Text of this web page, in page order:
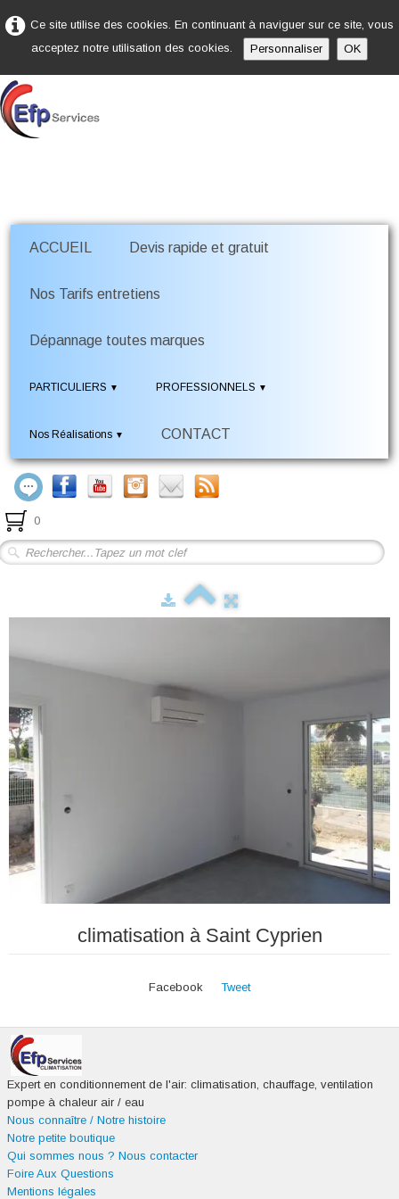
Ce site utilise des cookies. En continuant à naviguer sur ce site, vous
acceptez notre utilisation des cookies.
Personnaliser OK
ACCUEIL Devis rapide et gratuit
Nos Tarifs entretiens
Dépannage toutes marques
PARTICULIERS ▼ PROFESSIONNELS ▼
Nos Réalisations ▼ CONTACT
0
climatisation à Saint Cyprien
Facebook Tweet
Expert en conditionnement de l'air: climatisation, chauffage, ventilation
pompe à chaleur air / eau
Nous connaître / Notre histoire
Notre petite boutique
Qui sommes nous ? Nous contacter
Foire Aux Questions
Mentions légales